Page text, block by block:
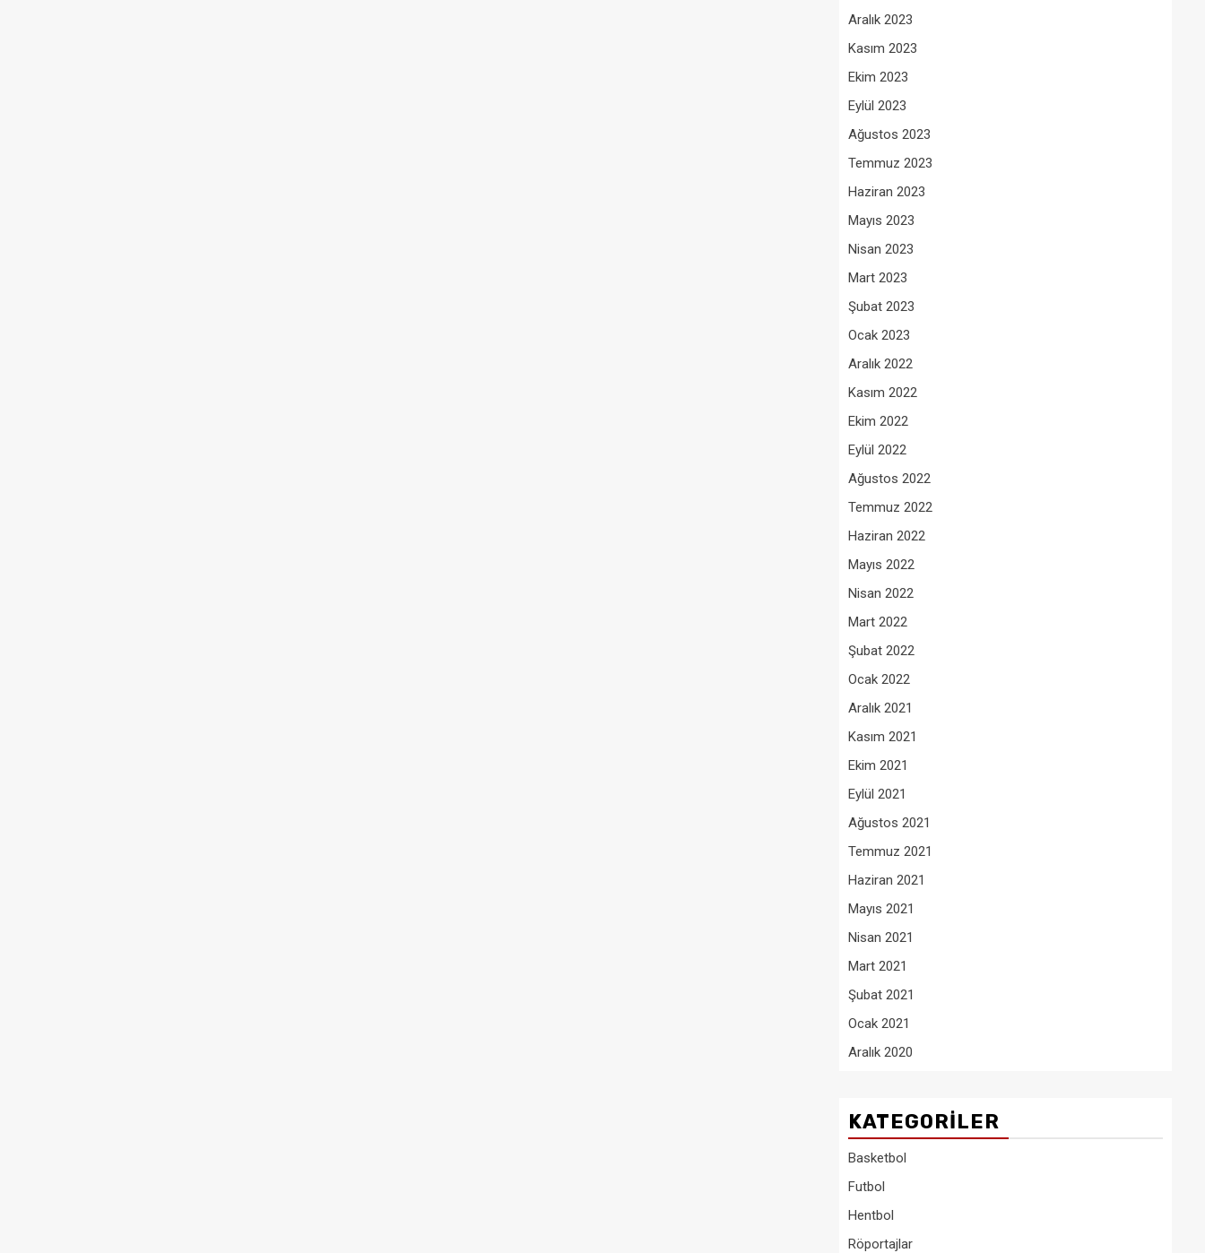
Aralık 2023
Kasım 2023
Ekim 2023
Eylül 2023
Ağustos 2023
Temmuz 2023
Haziran 2023
Mayıs 2023
Nisan 2023
Mart 2023
Şubat 2023
Ocak 2023
Aralık 2022
Kasım 2022
Ekim 2022
Eylül 2022
Ağustos 2022
Temmuz 2022
Haziran 2022
Mayıs 2022
Nisan 2022
Mart 2022
Şubat 2022
Ocak 2022
Aralık 2021
Kasım 2021
Ekim 2021
Eylül 2021
Ağustos 2021
Temmuz 2021
Haziran 2021
Mayıs 2021
Nisan 2021
Mart 2021
Şubat 2021
Ocak 2021
Aralık 2020
KATEGORILER
Basketbol
Futbol
Hentbol
Röportajlar